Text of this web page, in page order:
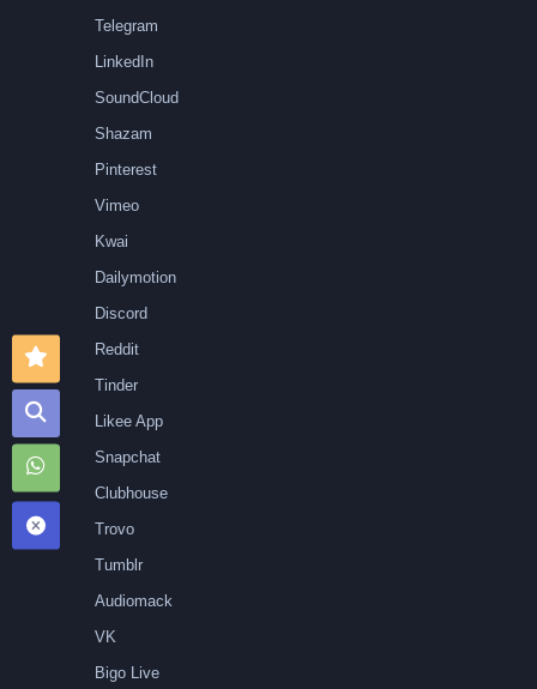
Telegram
LinkedIn
SoundCloud
Shazam
Pinterest
Vimeo
Kwai
Dailymotion
Discord
Reddit
Tinder
Likee App
Snapchat
Clubhouse
Trovo
Tumblr
Audiomack
VK
Bigo Live